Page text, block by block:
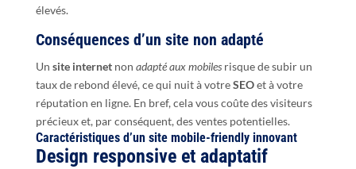
élevés.
Conséquences d’un site non adapté
Un site internetnon adapté aux mobilesrisque de subir un
taux de rebond élevé, ce qui nuit à votreSEOet à votre
réputation en ligne. En bref, cela vous coûte des visiteurs
précieux et, par conséquent, des ventes potentielles.
Caractéristiques d’un site mobile-friendly innovant
Design responsive et adaptatif